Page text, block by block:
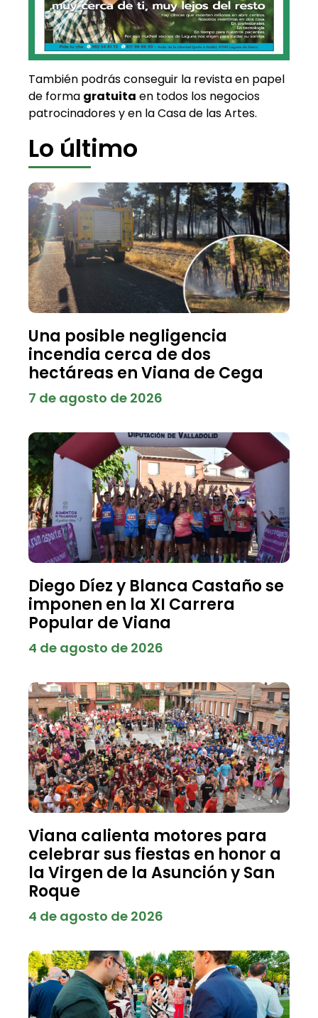
También podrás conseguir la revista en papel
de forma gratuita en todos los negocios
patrocinadores y en la Casa de las Artes.
Lo último
Una posible negligencia
incendia cerca de dos
hectáreas en Viana de Cega
7 de agosto de 2026
Diego Díez y Blanca Castaño se
imponen en la XI Carrera
Popular de Viana
4 de agosto de 2026
Viana calienta motores para
celebrar sus fiestas en honor a
la Virgen de la Asunción y San
Roque
4 de agosto de 2026